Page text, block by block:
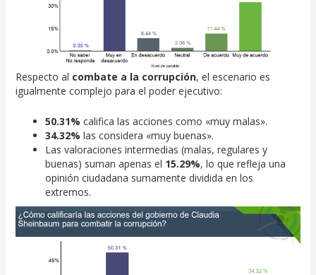
Respecto al combate a la corrupción, el escenario es
igualmente complejo para el poder ejecutivo:
50.31% califica las acciones como «muy malas».
34.32% las considera «muy buenas».
Las valoraciones intermedias (malas, regulares y
buenas) suman apenas el 15.29%, lo que refleja una
opinión ciudadana sumamente dividida en los
extremos.